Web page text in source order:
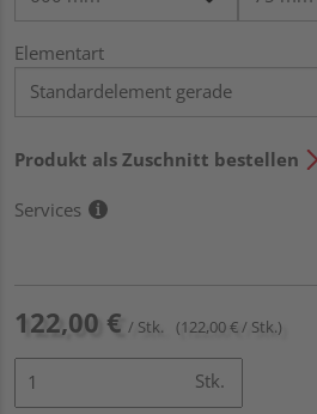
Elementart
Produkt als Zuschnitt bestellen
Services
122,00 € / Stk. (122,00 € / Stk.)
Stk.